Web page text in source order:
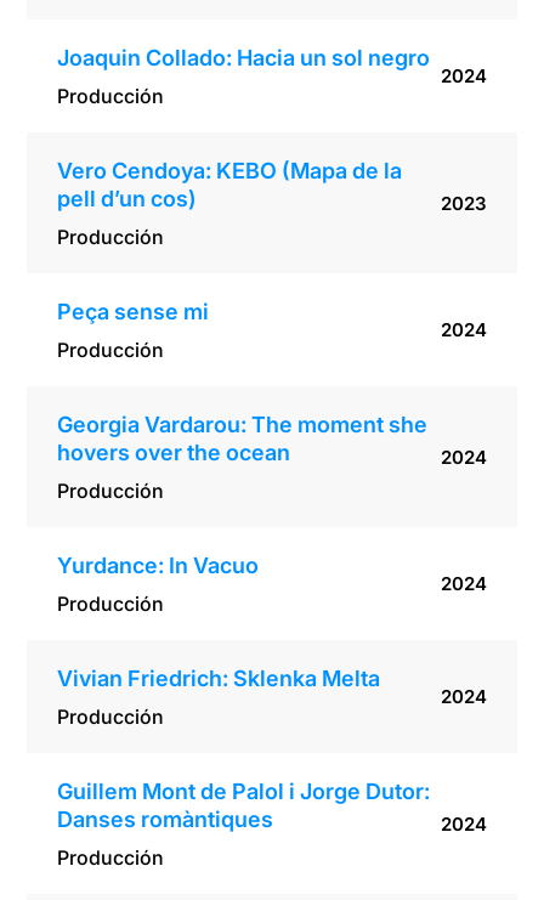
Joaquin Collado: Hacia un sol negro
Producción
2024
Vero Cendoya: KEBO (Mapa de la
pell d’un cos)
Producción
2023
Peça sense mi
Producción
2024
Georgia Vardarou: The moment she
hovers over the ocean
Producción
2024
Yurdance: In Vacuo
Producción
2024
Vivian Friedrich: Sklenka Melta
Producción
2024
Guillem Mont de Palol i Jorge Dutor:
Danses romàntiques
Producción
2024